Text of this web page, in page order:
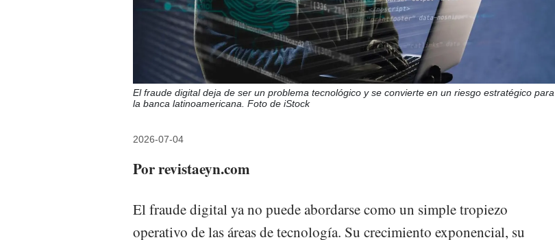
El fraude digital deja de ser un problema tecnológico y se convierte en un riesgo estratégico para
la banca latinoamericana. Foto de iStock
2026-07-04
Por revistaeyn.com
El fraude digital ya no puede abordarse como un simple tropiezo
operativo de las áreas de tecnología. Su crecimiento exponencial, su